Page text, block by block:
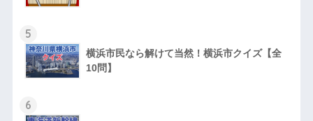
5
横浜市民なら解けて当然！横浜市クイズ【全
10問】
6